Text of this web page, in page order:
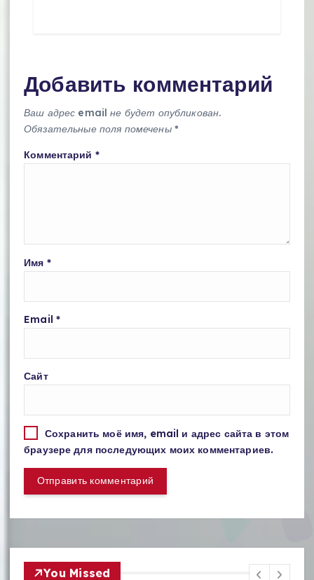
Добавить комментарий
Ваш адрес email не будет опубликован.
Обязательные поля помечены *
Комментарий *
Имя *
Email *
Сайт
Сохранить моё имя, email и адрес сайта в этом
браузере для последующих моих комментариев.
You Missed